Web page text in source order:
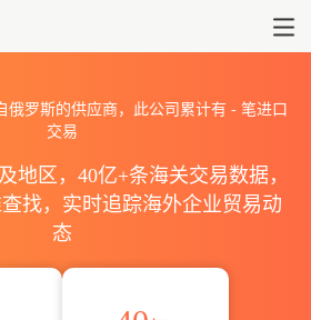
俄罗斯的供应商，此公司累计有 - 笔进口
交易
地区，40亿+条海关交易数据，
找，实时追踪海外企业贸易动
态